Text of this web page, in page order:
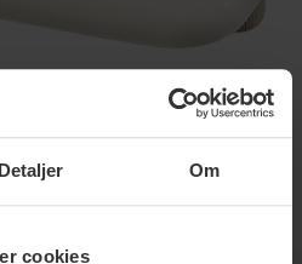
Detaljer Om
cookies
og sikkert greb.